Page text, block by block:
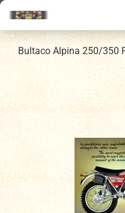
Bultaco Alpina 250/350